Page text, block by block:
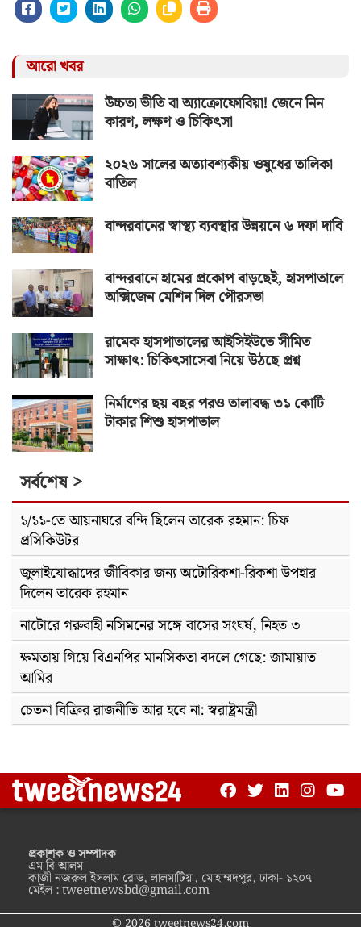
আরো খবর
উচ্চতা ভীতি বা অ্যাক্রোফোবিয়া! জেনে নিন
কারণ, লক্ষণ ও চিকিৎসা
২০২৬ সালের অত্যাবশ্যকীয় ওষুধের তালিকা
বাতিল
বান্দরবানের স্বাস্থ্য ব্যবস্থার উন্নয়নে ৬ দফা দাবি
বান্দরবানে হামের প্রকোপ বাড়ছেই, হাসপাতালে
অক্সিজেন মেশিন দিল পৌরসভা
রামেক হাসপাতালের আইসিইউতে সীমিত
সাক্ষাৎ: চিকিৎসাসেবা নিয়ে উঠছে প্রশ্ন
নির্মাণের ছয় বছর পরও তালাবদ্ধ ৩১ কোটি
টাকার শিশু হাসপাতাল
সর্বশেষ >
১/১১-তে আয়নাঘরে বন্দি ছিলেন তারেক রহমান: চিফ
প্রসিকিউটর
জুলাইযোদ্ধাদের জীবিকার জন্য অটোরিকশা-রিকশা উপহার
দিলেন তারেক রহমান
নাটোরে গরুবাহী নসিমনের সঙ্গে বাসের সংঘর্ষ, নিহত ৩
ক্ষমতায় গিয়ে বিএনপির মানসিকতা বদলে গেছে: জামায়াত
আমির
চেতনা বিক্রির রাজনীতি আর হবে না: স্বরাষ্ট্রমন্ত্রী
প্রকাশক ও সম্পাদক
এম বি আলম
কাজী নজরুল ইসলাম রোড, লালমাটিয়া, মোহাম্মদপুর, ঢাকা- ১২০৭
মেইল :tweetnewsbd@gmail.com